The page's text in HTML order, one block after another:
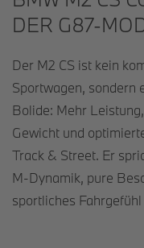
DER G87-
Der M2 CS ist kein
Sportwagen, sondern
Bolide: Mehr
Gewicht und
Track & Street. Er
M-Dynamik, pure
sportliches Fahrgefühl